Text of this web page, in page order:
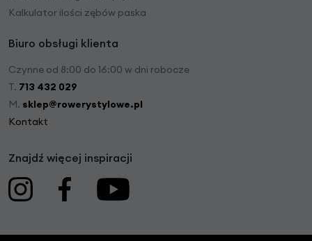
Kalkulator ilości zębów paska
Biuro obsługi klienta
Czynne od 8:00 do 16:00 w dni robocze
T. 713 432 029
M. sklep@rowerystylowe.pl
Kontakt
Znajdź więcej inspiracji